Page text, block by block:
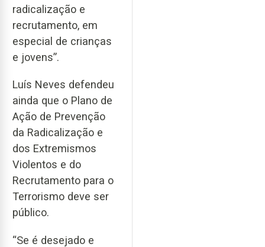
radicalização e
recrutamento, em
especial de crianças
e jovens”.
Luís Neves defendeu
ainda que o Plano de
Ação de Prevenção
da Radicalização e
dos Extremismos
Violentos e do
Recrutamento para o
Terrorismo deve ser
público.
“Se é desejado e